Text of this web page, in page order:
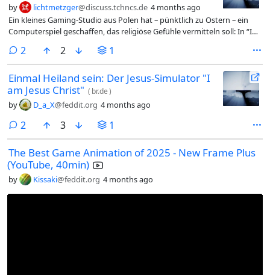
by lichtmetzger@discuss.tchncs.de 4 months ago
Ein kleines Gaming-Studio aus Polen hat – pünktlich zu Ostern – ein
Computerspiel geschaffen, das religiöse Gefühle vermitteln soll: In “I
2 comments
2 1
Einmal Heiland sein: Der Jesus-Simulator "I
am Jesus Christ" ( br.de)
by D_a_X@feddit.org 4 months ago
2 comments
3 1
The Best Game Animation of 2025 - New Frame Plus
(YouTube, 40min)
by Kissaki@feddit.org 4 months ago